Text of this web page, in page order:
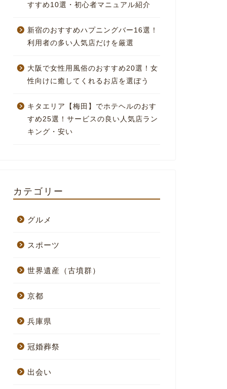
すすめ10選・初心者マニュアル紹介
新宿のおすすめハプニングバー16選！
利用者の多い人気店だけを厳選
大阪で女性用風俗のおすすめ20選！女
性向けに癒してくれるお店を選ぼう
キタエリア【梅田】でホテヘルのおす
すめ25選！サービスの良い人気店ラン
キング・安い
カテゴリー
グルメ
スポーツ
世界遺産（古墳群）
京都
兵庫県
冠婚葬祭
出会い